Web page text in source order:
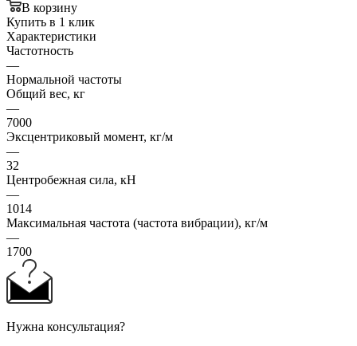
В корзину
Купить в 1 клик
Характеристики
Частотность
—
Нормальной частоты
Общий вес, кг
—
7000
Эксцентриковый момент, кг/м
—
32
Центробежная сила, кН
—
1014
Максимальная частота (частота вибрации), кг/м
—
1700
Нужна консультация?